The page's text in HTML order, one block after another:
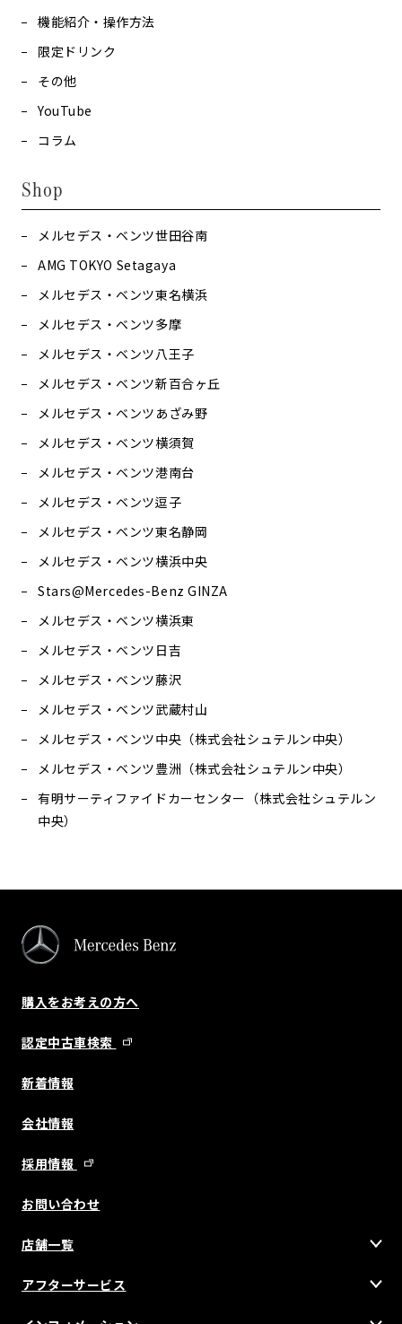
機能紹介・操作方法
限定ドリンク
その他
YouTube
コラム
Shop
メルセデス・ベンツ世田谷南
AMG TOKYO Setagaya
メルセデス・ベンツ東名横浜
メルセデス・ベンツ多摩
メルセデス・ベンツ八王子
メルセデス・ベンツ新百合ヶ丘
メルセデス・ベンツあざみ野
メルセデス・ベンツ横須賀
メルセデス・ベンツ港南台
メルセデス・ベンツ逗子
メルセデス・ベンツ東名静岡
メルセデス・ベンツ横浜中央
Stars@Mercedes-Benz GINZA
メルセデス・ベンツ横浜東
メルセデス・ベンツ日吉
メルセデス・ベンツ藤沢
メルセデス・ベンツ武蔵村山
メルセデス・ベンツ中央（株式会社シュテルン中央）
メルセデス・ベンツ豊洲（株式会社シュテルン中央）
有明サーティファイドカーセンター（株式会社シュテルン
中央）
購入をお考えの方へ
認定中古車検索
新着情報
会社情報
採用情報
お問い合わせ
店舗一覧
アフターサービス